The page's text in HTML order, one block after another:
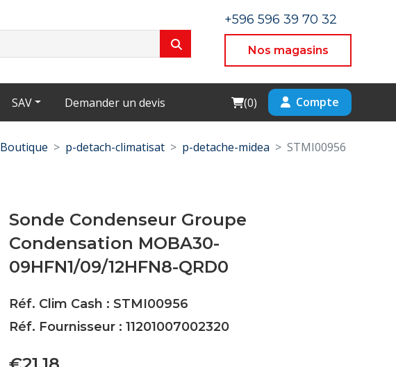
+596 596 39 70 32
Nos magasins
SAV Demander un devis Cart
(0) Compte
Boutique p-detach-climatisat p-detache-midea STMI00956
Sonde Condenseur Groupe
Condensation MOBA30-
09HFN1/09/12HFN8-QRD0
Réf. Clim Cash : STMI00956
Réf. Fournisseur : 11201007002320